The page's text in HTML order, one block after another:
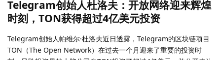
Telegram创始人杜洛夫：开放网络迎来辉煌
时刻，TON获得超过4亿美元投资
Telegram创始人帕维尔·杜洛夫近日透露，Telegram的区块链项目
TON（The Open Network）在过去一个月迎来了重要的投资时